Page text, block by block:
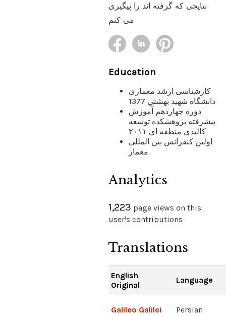
نتایجی که گرفته اند را پیگیری
می کنم
Education
کارشناسی ارشد معماری
دانشگاه شهيد بهشتي 1377
دوره چهاردهم آموزش
پيشرفته پژوهشكده توسعه
كالبدي منطقه اي ٢٠١١
اولين كنفرانس بين المللي
معمار
Analytics
1,223 page views on this
user's contributions
Translations
English
Original
Language
Galileo Galilei Persian